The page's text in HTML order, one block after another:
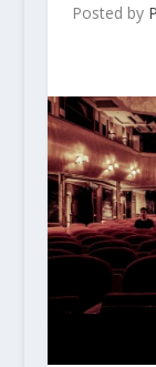
Posted by